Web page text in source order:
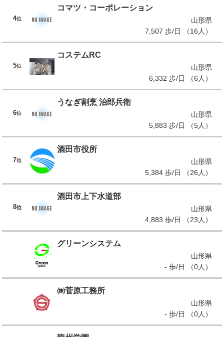
4位
コマツ・コーポレーション
山形県
7,507 歩/日 （16人）
5位
コステムRC
山形県
6,332 歩/日 （6人）
6位
うなぎ割烹 治郎兵衛
山形県
5,883 歩/日 （5人）
7位
酒田市役所
山形県
5,384 歩/日 （26人）
8位
酒田市上下水道部
山形県
4,883 歩/日 （23人）
グリーンシステム
山形県
- 歩/日 （0人）
㈱菅原工務所
山形県
- 歩/日 （0人）